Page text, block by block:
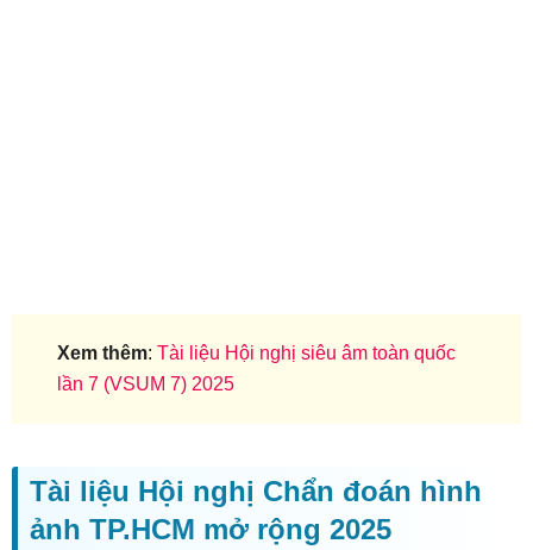
Xem thêm: Tài liệu Hội nghị siêu âm toàn quốc
lần 7 (VSUM 7) 2025
Tài liệu Hội nghị Chẩn đoán hình
ảnh TP.HCM mở rộng 2025